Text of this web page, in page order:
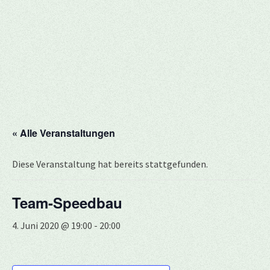
« Alle Veranstaltungen
Diese Veranstaltung hat bereits stattgefunden.
Team-Speedbau
4. Juni 2020 @ 19:00 - 20:00